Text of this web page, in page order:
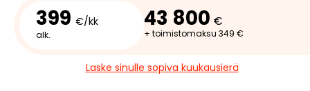
399 €/kk
alk.
43 800 €
+ toimistomaksu 349 €
Laske sinulle sopiva kuukausierä